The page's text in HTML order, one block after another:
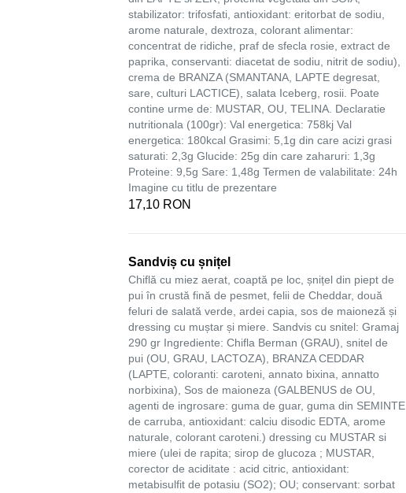
stabilizator: trifosfati, antioxidant: eritorbat de sodiu,
arome naturale, dextroza, colorant alimentar:
concentrat de ridiche, praf de sfecla rosie, extract de
paprika, conservanti: diacetat de sodiu, nitrit de sodiu),
crema de BRANZA (SMANTANA, LAPTE degresat,
sare, culturi LACTICE), salata Iceberg, rosii. Poate
contine urme de: MUSTAR, OU, TELINA. Declaratie
nutritionala (100gr): Val energetica: 758kj Val
energetica: 180kcal Grasimi: 5,1g din care acizi grasi
saturati: 2,3g Glucide: 25g din care zaharuri: 1,3g
Proteine: 9,5g Sare: 1,48g Termen de valabilitate: 24h
Imagine cu titlu de prezentare
17,10 RON
Sandviș cu șnițel
Chiflă cu miez aerat, coaptă pe loc, șnițel din piept de
pui în crustă fină de pesmet, felii de Cheddar, două
feluri de salată verde, ardei capia, sos de maioneză și
dressing cu muștar și miere. Sandvis cu snitel: Gramaj
290 gr Ingrediente: Chifla Berman (GRAU), snitel de
pui (OU, GRAU, LACTOZA), BRANZA CEDDAR
(LAPTE, coloranti: caroteni, annato bixina, annatto
norbixina), Sos de maioneza (GALBENUS de OU,
agenti de ingrosare: guma de guar, guma din SEMINTE
de carruba, antioxidant: calciu disodic EDTA, arome
naturale, colorant caroteni.) dressing cu MUSTAR si
miere (ulei de rapita; sirop de glucoza ; MUSTAR,
corector de aciditate : acid citric, antioxidant:
metabisulfit de potasiu (SO2); OU; conservant: sorbat